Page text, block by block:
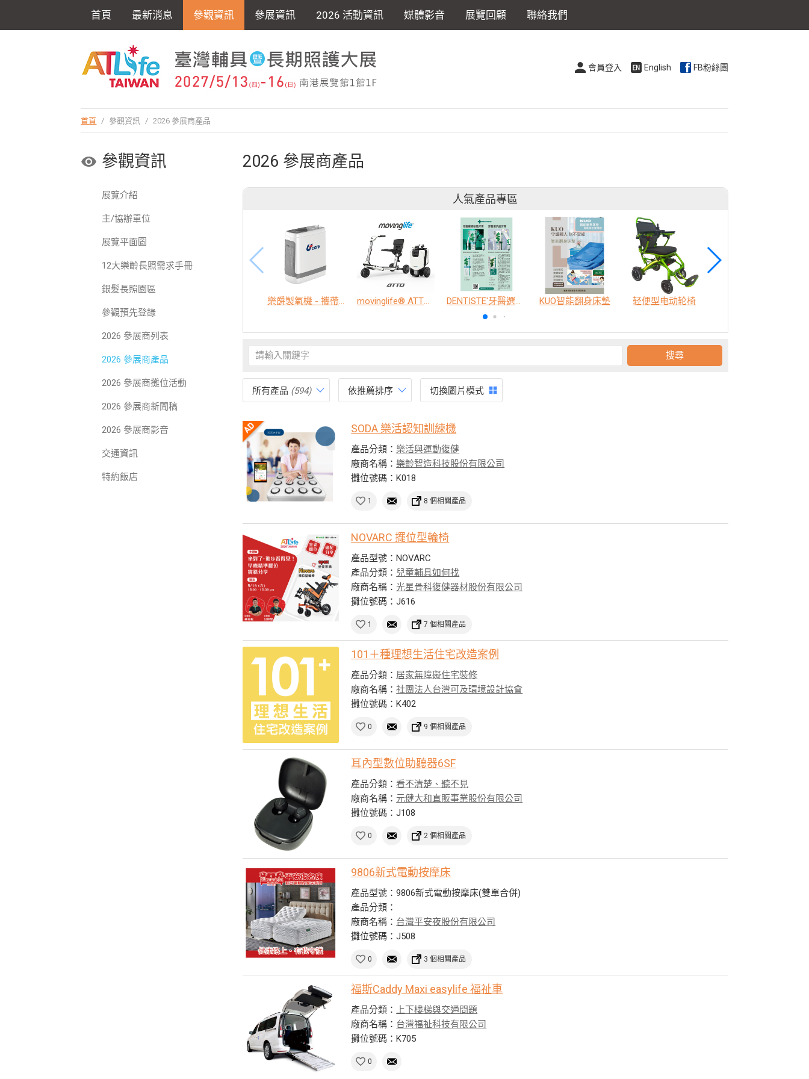
首頁 最新消息 參觀資訊 參展資訊 2026 活動資訊 媒體影音 展覽回顧 聯絡我們
會員登入 English FB粉絲團
首頁 / 參觀資訊 / 2026 參展商產品
參觀資訊
展覽介紹
主/協辦單位
展覽平面圖
12大樂齡長照需求手冊
銀髮長照園區
參觀預先登錄
2026 參展商列表
2026 參展商產品
2026 參展商攤位活動
2026 參展商新聞稿
2026 參展商影音
交通資訊
特約飯店
2026 參展商產品
人氣產品專區
樂爵製氧機 - 攜帶型 movinglife® ATTO新世代電動代步車 經典款 DENTISTE'牙醫選極敏感牙膏、抗蛀牙膏 KUO智能翻身床墊 轻便型电动轮椅
所有產品 (594) 依推薦排序 切換圖片模式
SODA 樂活認知訓練機
產品分類：樂活與運動復健
廠商名稱：樂齡智造科技股份有限公司
攤位號碼：K018
1 8 個相關產品
NOVARC 擺位型輪椅
產品型號：NOVARC
產品分類： 兒童輔具如何找
廠商名稱：光星骨科復健器材股份有限公司
攤位號碼：J616
1 7 個相關產品
101＋種理想生活住宅改造案例
產品分類： 居家無障礙住宅裝修
廠商名稱：社團法人台灣可及環境設計協會
攤位號碼：K402
0 9 個相關產品
耳內型數位助聽器6SF
產品分類：看不清楚、聽不見
廠商名稱： 元健大和直販事業股份有限公司
攤位號碼：J108
0 2 個相關產品
9806新式電動按摩床
產品型號：9806新式電動按摩床(雙單合併)
產品分類：
廠商名稱： 台灣平安夜股份有限公司
攤位號碼：J508
0 3 個相關產品
福斯Caddy Maxi easylife 福祉車
產品分類：
上下樓梯與交通問題
廠商名稱： 台灣福祉科技有限公司
攤位號碼：K705
0